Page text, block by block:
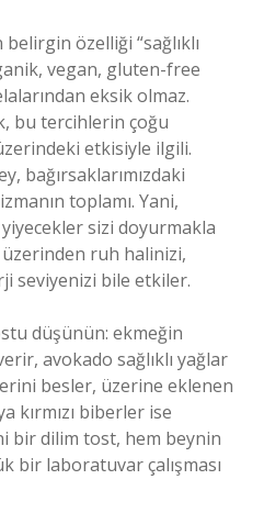
özelliği “sağlıklı
vegan, gluten-free
eksik olmaz.
bu tercihlerin çoğu
etkisiyle ilgili.
bağırsaklarımızdaki
toplamı. Yani,
sizi doyurmakla
üzerinden ruh halinizi,
seviyenizi bile etkiler.
düşünün: ekmeğin
avokado sağlıklı yağlar
besler, üzerine eklenen
kırmızı biberler ise
bir dilim tost, hem beynin
bir laboratuvar çalışması